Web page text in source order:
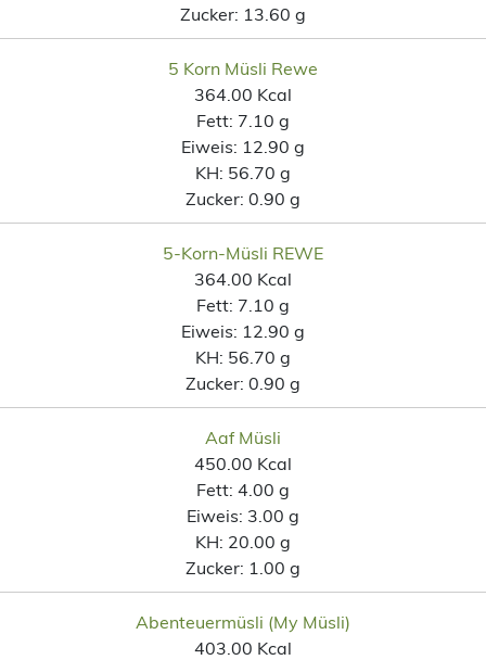
Zucker: 13.60 g
5 Korn Müsli Rewe
364.00 Kcal
Fett: 7.10 g
Eiweis: 12.90 g
KH: 56.70 g
Zucker: 0.90 g
5-Korn-Müsli REWE
364.00 Kcal
Fett: 7.10 g
Eiweis: 12.90 g
KH: 56.70 g
Zucker: 0.90 g
Aaf Müsli
450.00 Kcal
Fett: 4.00 g
Eiweis: 3.00 g
KH: 20.00 g
Zucker: 1.00 g
Abenteuermüsli (My Müsli)
403.00 Kcal